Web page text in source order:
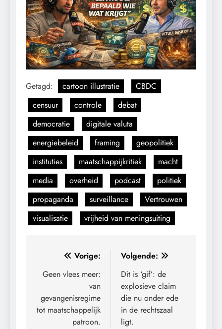
Getagd: cartoon illustratie
CBDC
censuur
controle
debat
democratie
digitale valuta
energiebeleid
framing
geopolitiek
instituties
maatschappijkritiek
macht
media
overheid podcast
politiek
propaganda
surveillance
Vertrouwen
visualisatie
vrijheid van meningsuiting
Bericht
navigatie
Vorige:
Geen vlees meer:
van
gevangenisregime
tot maatschappelijk
patroon.
Volgende:
Dit is ‘gif’: de
explosieve claim
die nu onder ede
in de rechtszaal
ligt.